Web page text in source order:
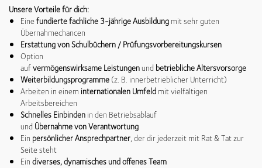
Unsere Vorteile für dich:
Einefundierte fachliche 3-jährige Ausbildungmit sehr guten
Übernahmechancen
Erstattung von Schulbüchern / Prüfungsvorbereitungskursen
Option
aufvermögenswirksameLeistungenund betrieblicheAltersvorsorge
Weiterbildungsprogramme(z. B. innerbetrieblicher Unterricht)
Arbeiten in einem internationalenUmfeldmit vielfältigen
Arbeitsbereichen
SchnellesEinbindenin den Betriebsablauf
und ÜbernahmevonVerantwortung
Ein persönlicherAnsprechpartner, der dir jederzeit mit Rat & Tat zur
Seite steht
Eindiverses, dynamisches und offenes Team